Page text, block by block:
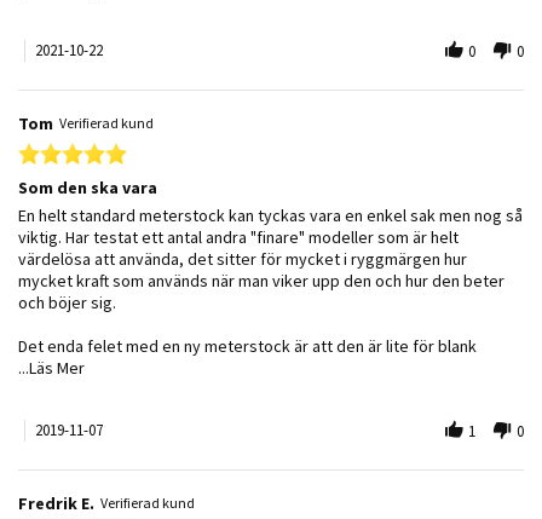
2021-10-22 0 0
Tom Verifierad kund
5.0 star rating
Som den ska vara
Review by Tom on 7 Nov 2019
review stating Som den ska vara
En helt standard meterstock kan tyckas vara en enkel sak men nog så
viktig. Har testat ett antal andra "finare" modeller som är helt
värdelösa att använda, det sitter för mycket i ryggmärgen hur
mycket kraft som används när man viker upp den och hur den beter
och böjer sig.
Det enda felet med en ny meterstock är att den är lite för blank
...Läs MerRead more about review stating Som den ska vara
2019-11-07 1 0
Fredrik E. Verifierad kund